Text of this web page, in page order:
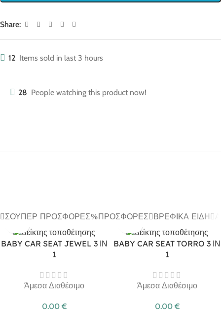
Share:
12 Items sold in last 3 hours
28 People watching this product now!
ΣΟΎΠΕΡ ΠΡΟΣΦΟΡΈΣ ΠΡΟΣΦΟΡΈΣ ΒΡΕΦΙΚΆ ΕΊΔΗ
BABY CAR SEAT JEWEL 3 ΙΝ
1
Άμεσα Διαθέσιμο
0.00 €
BABY CAR SEAT TORRO 3 ΙΝ
1
Άμεσα Διαθέσιμο
0.00 €